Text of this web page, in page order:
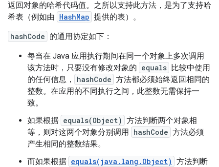
返回对象的哈希代码值。之所以支持此方法，是为了支持哈
希表（例如由 HashMap 提供的表）。
hashCode 的通用协定如下：
每当在 Java 应用执行期间在同一个对象上多次调用
该方法时，只要没有修改对象的 equals 比较中使用
的任何信息，
hashCode 方法都必须始终返回相同的
整数。在应用的不同执行之间，此整数无需保持一
致。
如果根据 equals(Object) 方法判断两个对象相
等，则对这两个对象分别调用 hashCode 方法必须
产生相同的整数结果。
而如果根据 equals(java.lang.Object) 方法判断